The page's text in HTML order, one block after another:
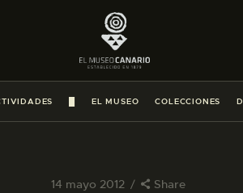
EL MUSEO COLECCIONES
14 mayo 2012 Share
LA VISITA